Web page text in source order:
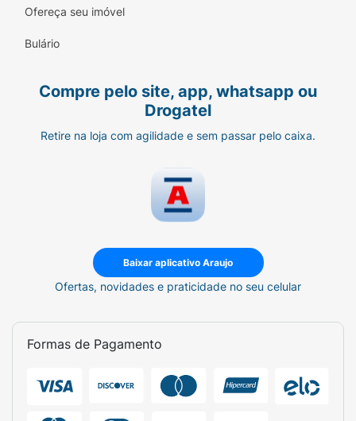
Ofereça seu imóvel
Bulário
Compre pelo site, app, whatsapp ou
Drogatel
Retire na loja com agilidade e sem passar pelo caixa.
Baixar aplicativo Araujo
Ofertas, novidades e praticidade no seu celular
Formas de Pagamento